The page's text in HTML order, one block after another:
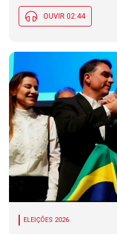
OUVIR 02:44
ELEIÇÕES 2026